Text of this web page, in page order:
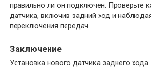
правильно ли он подключен. Проверьте
датчика, включив задний ход и
переключения передач.
Заключение
Установка нового датчика заднего хода